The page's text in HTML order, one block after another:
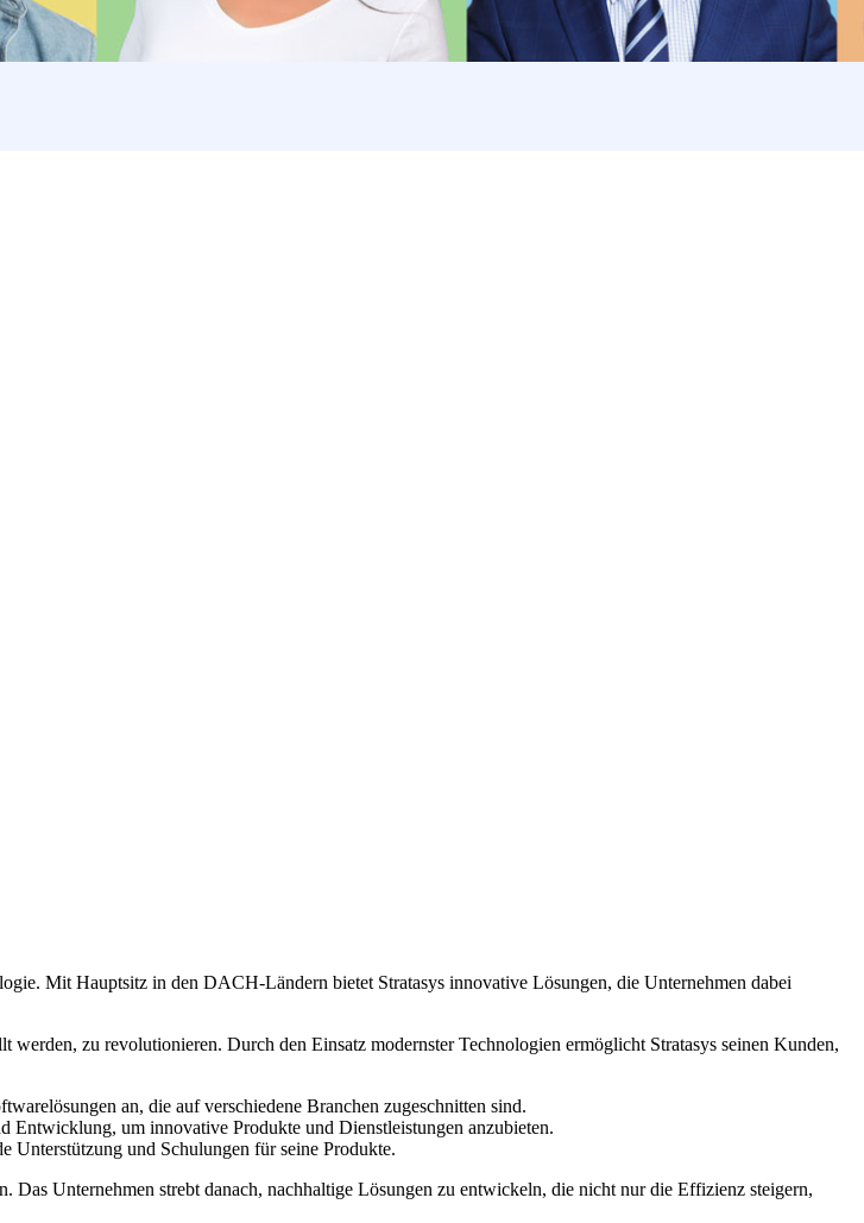
Mit Hauptsitz in den DACH-Ländern bietet Stratasys innovative Lösungen, die Unternehmen dabei
zu revolutionieren. Durch den Einsatz modernster Technologien ermöglicht Stratasys seinen Kunden,
an, die auf verschiedene Branchen zugeschnitten sind.
Entwicklung, um innovative Produkte und Dienstleistungen anzubieten.
Unterstützung und Schulungen für seine Produkte.
Unternehmen strebt danach, nachhaltige Lösungen zu entwickeln, die nicht nur die Effizienz steigern,